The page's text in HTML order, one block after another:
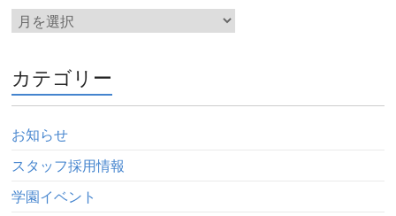
カテゴリー
お知らせ
スタッフ採用情報
学園イベント